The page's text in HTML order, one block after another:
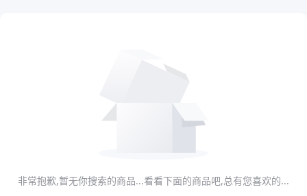
非常抱歉,暂无你搜索的商品...看看下面的商品吧,总有您喜欢的...